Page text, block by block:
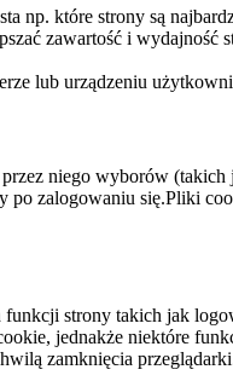
np. które strony są
zawartość i wydajność
lub urządzeniu
niego wyborów
zalogowaniu się.Pliki
funkcji strony takich jak
jednakże niektóre
zamknięcia